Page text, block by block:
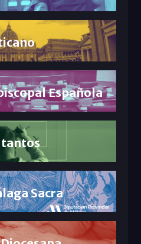
Española
tantos
Sacra